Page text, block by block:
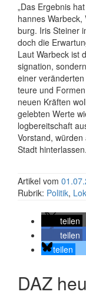
​„Das Er­geb­nis
han­nes
burg. Iris Stei­ner
doch die
Laut War­beck ist
si­gna­ti­on,
einer
teure und
neuen Kräf­ten
ge­leb­ten Werte
log­be­reit­schaft
Vor­stand,
Stadt hin­ter­las­sen.
Artikel vom
Rubrik: Politik,
teilen
teilen
teilen
DAZ